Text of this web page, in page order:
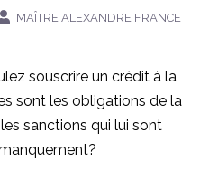
MAÎTRE ALEXANDRE FRANCE
souscrire un crédit à la
sont les obligations de la
sanctions qui lui sont